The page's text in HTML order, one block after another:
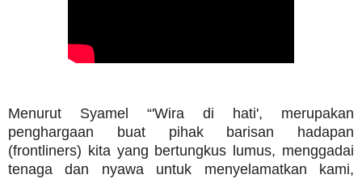
Menurut Syamel “'Wira di hati', merupakan
penghargaan buat pihak barisan hadapan
(frontliners) kita yang bertungkus lumus, menggadai
tenaga dan nyawa untuk menyelamatkan kami,